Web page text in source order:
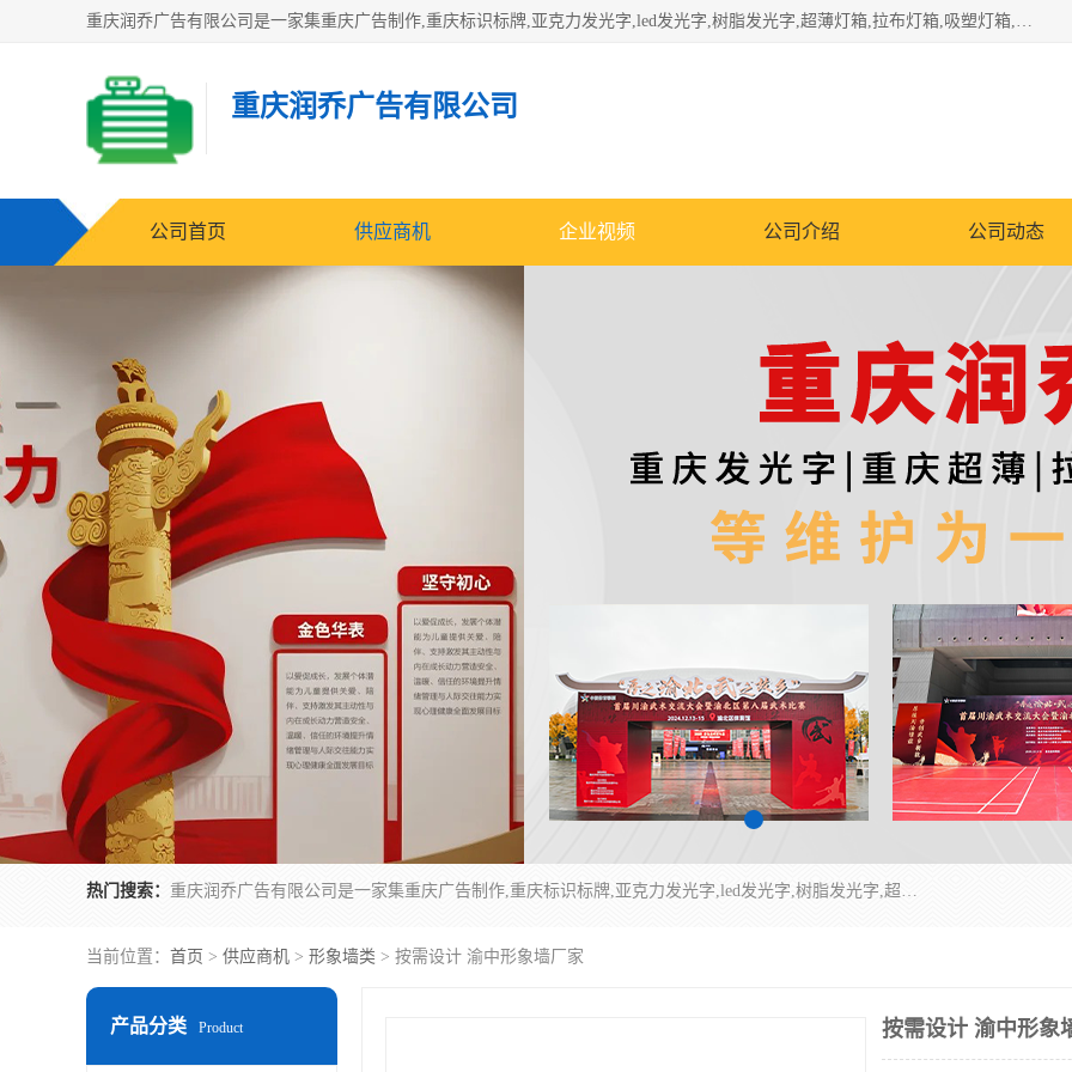
重庆润乔广告有限公司是一家集重庆广告制作,重庆标识标牌,亚克力发光字,led发光字,树脂发光字,超薄灯箱,拉布灯箱,吸塑灯箱,门头招牌,企业形象墙,写真喷绘,x展架,拉网展架,广告展架,条幅,锦旗设计,制作,施工,维护为一体的专业化广告公司.
重庆润乔广告有限公司
公司首页 供应商机 企业视频 公司介绍 公司动态
热门搜索： 重庆润乔广告有限公司是一家集重庆广告制作,重庆标识标牌,亚克力发光字,led发光字,树脂发光字,超薄灯箱,拉布灯箱,吸塑灯箱,门头招牌,企业形象墙,写真喷绘,x展架,拉网展架,广告展架,条幅,锦旗设计,制作,施工,维护为一体的专业化广告公司.
当前位置： 首页 > 供应商机 > 形象墙类 > 按需设计 渝中形象墙厂家
产品分类 Product 按需设计 渝中形象